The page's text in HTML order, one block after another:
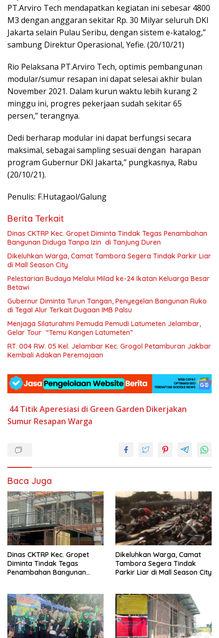
PT.Arviro Tech mendapatkan kegiatan ini sebesar 4800
M3 dengan anggaran sekitar Rp. 30 Milyar seluruh DKI
Jakarta selain Pulau Seribu, dengan sistem e-katalog,”
sambung Direktur Operasional, Yefie. (20/10/21)
Rio Pelaksana PT.Arviro Tech, optimis pembangunan
modular/sumur resapan ini dapat selesai akhir bulan
November 2021. Dalam kurun waktu lebih kurang 2
minggu ini, progres pekerjaan sudah sekitar 65
persen,” terangnya.
Dedi berharap modular ini dapat berfungsi secara
maksimal, sebagai sampling sesuai dengan harapan
program Gubernur DKI Jakarta,” pungkasnya, Rabu
(20/10/21).
Penulis: F.Hutagaol/Galung
Berita Terkait
Dinas CKTRP Kec. Gropet Diminta Tindak Tegas Penambahan
Bangunan Diduga Tanpa Izin di Tanjung Duren
Dikeluhkan Warga, Camat Tambora Segera Tindak Parkir Liar
di Mall Season City
Pelestarian Budaya Melalui Milad ke-24 Ikatan Keluarga Besar
Betawi
Gubernur Diminta Turun Tangan, Penyegelan Bangunan Ruko
di Tegal Alur Terkait Dugaan IMB Palsu
Menjaga Silaturahmi Pemuda Pemudi Latumeten Jelambar,
Gelar Tour “Temu Kangen Latumeten”
RT. 004 RW. 05 Kel. Jelambar Kec. Grogol Petamburan Jakbar
Kembali Adakan Peremajaan
44 TitikAperesiasi di Green Garden Dikerjakan
Sumur Resapan Warga
Baca Juga
Dinas CKTRP Kec. Gropet
Diminta Tindak Tegas
Penambahan Bangunan
Dikeluhkan Warga, Camat
Tambora Segera Tindak
Parkir Liar di Mall Season City